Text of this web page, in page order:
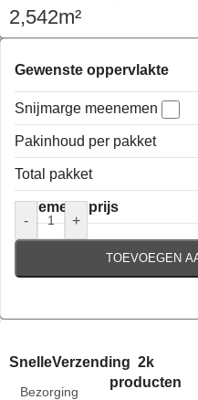
2,542m²
Gewenste oppervlakte
Snijmarge meenemen
Pakinhoud per pakket
Total pakket
Algemene prijs
-
+
TOEVOEGEN
SnelleVerzending
Bezorging
2k
producten